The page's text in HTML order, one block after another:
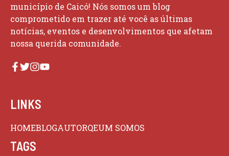
município de Caicó! Nós somos um blog
comprometido em trazer até você as últimas
notícias, eventos e desenvolvimentos que afetam
nossa querida comunidade.
LINKS
HOMEBLOGAUTORQEUM SOMOS
TAGS